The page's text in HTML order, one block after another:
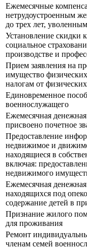
Ежемесячные
нетрудоустроенным
до трех лет,
Установление скидки
социальное
производстве и
Прием заявления на
имущество
налогам от
Единовременное
военнослужащего
Ежемесячная
присвоено почетное
Предоставление
недвижимое и
находящиеся в
включая:
недвижимого
Ежемесячная
находящихся под
содержание детей в
Признание жилого
для проживания
Ремонт
членам семей